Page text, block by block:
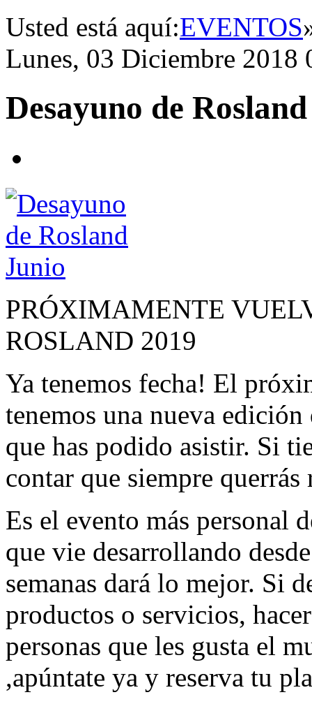
Usted está aquí:EVENTOS
Lunes, 03 Diciembre 2018
Desayuno de
PRÓXIMAMENTE
ROSLAND 2019
Ya tenemos fecha! El
tenemos una nueva
que has podido asistir. Si
contar que siempre querrás
Es el evento más personal
que vie desarrollando
semanas dará lo mejor. Si
productos o servicios,
personas que les gusta el
,apúntate ya y reserva tu